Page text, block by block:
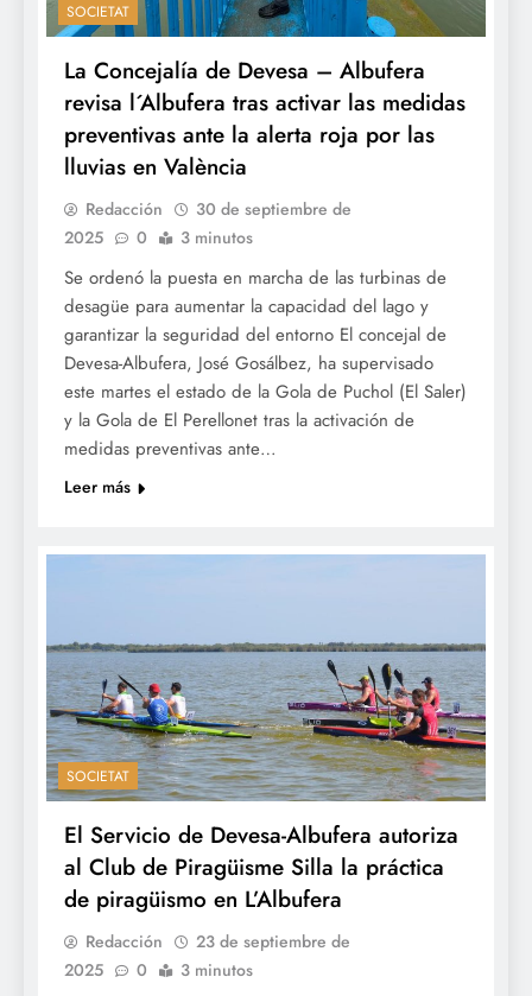
SOCIETAT
La Concejalía de Devesa – Albufera
revisa l´Albufera tras activar las medidas
preventivas ante la alerta roja por las
lluvias en València
Redacción
30 de septiembre de
2025
0 3 minutos
Se ordenó la puesta en marcha de las turbinas de
desagüe para aumentar la capacidad del lago y
garantizar la seguridad del entorno El concejal de
Devesa-Albufera, José Gosálbez, ha supervisado
este martes el estado de la Gola de Puchol (El Saler)
y la Gola de El Perellonet tras la activación de
medidas preventivas ante…
Leer más
SOCIETAT
El Servicio de Devesa-Albufera autoriza
al Club de Piragüisme Silla la práctica
de piragüismo en L’Albufera
Redacción
23 de septiembre de
2025
0 3 minutos